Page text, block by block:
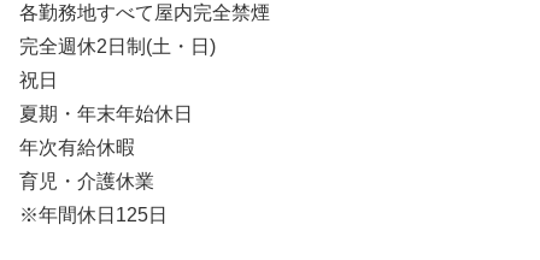
各勤務地すべて屋内完全禁煙
完全週休2日制(土・日)
祝日
夏期・年末年始休日
年次有給休暇
育児・介護休業
※年間休日125日